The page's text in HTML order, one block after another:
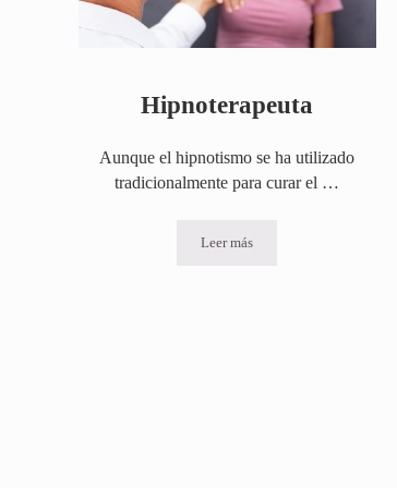
Hipnoterapeuta
Aunque el hipnotismo se ha utilizado
tradicionalmente para curar el …
Leer másHipnoterapeuta